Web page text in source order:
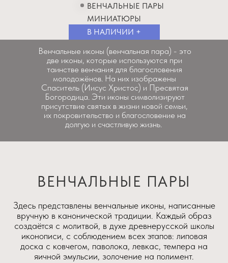
МИНИАТЮРЫ
ВЕНЧАЛЬНЫЕ ПАРЫ
В НАЛИЧИИ +
Венчальные иконы (венчальная пара) - это
две иконы, которые используются при
таинстве венчания для благословения
молодожёнов. На них изображены
Спаситель (Иисус Христос) и Пресвятая
Богородица. Эти иконы символизируют
присутствие святых в жизни новой семьи,
их покровительство и благословение на
долгую и счастливую жизнь.
ВЕНЧАЛЬНЫЕ ПАРЫ
Здесь представлены венчальные иконы, написанные
вручную в канонической традиции. Каждый образ
создаётся с молитвой, в духе древнерусской школы
иконописи, с соблюдением всех этапов: липовая
доска с ковчегом, паволока, левкас, темпера на
яичной эмульсии, золочение на полимент.